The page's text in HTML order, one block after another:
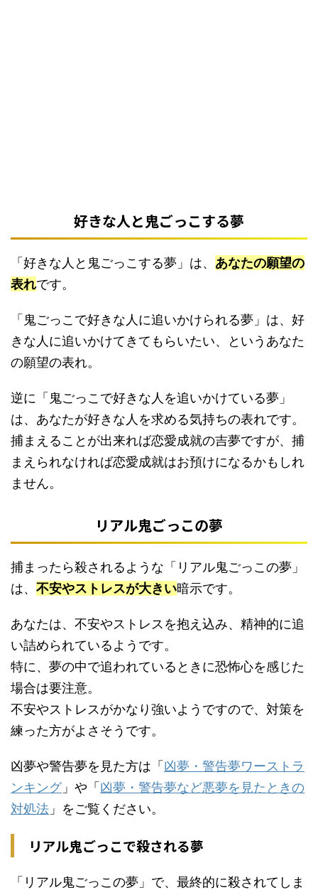
好きな人と鬼ごっこする夢
「好きな人と鬼ごっこする夢」は、 あなたの願望の
表れです。
「鬼ごっこで好きな人に追いかけられる夢」は、好
きな人に追いかけてきてもらいたい、というあなた
の願望の表れ。
逆に「鬼ごっこで好きな人を追いかけている夢」
は、あなたが好きな人を求める気持ちの表れです。
捕まえることが出来れば恋愛成就の吉夢ですが、捕
まえられなければ恋愛成就はお預けになるかもしれ
ません。
リアル鬼ごっこの夢
捕まったら殺されるような「リアル鬼ごっこの夢」
は、 不安やストレスが大きい暗示です。
あなたは、不安やストレスを抱え込み、精神的に追
い詰められているようです。
特に、夢の中で追われているときに恐怖心を感じた
場合は要注意。
不安やストレスがかなり強いようですので、対策を
練った方がよさそうです。
凶夢や警告夢を見た方は「 凶夢・警告夢ワーストラ
ンキング」や「 凶夢・警告夢など悪夢を見たときの
対処法 」をご覧ください。
リアル鬼ごっこで殺される夢
「リアル鬼ごっこの夢」で、最終的に殺されてしま